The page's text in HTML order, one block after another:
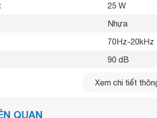
25 W
Nhựa
70Hz-20kHz
90 dB
100x204 mm
Xem chi tiết
QUAN